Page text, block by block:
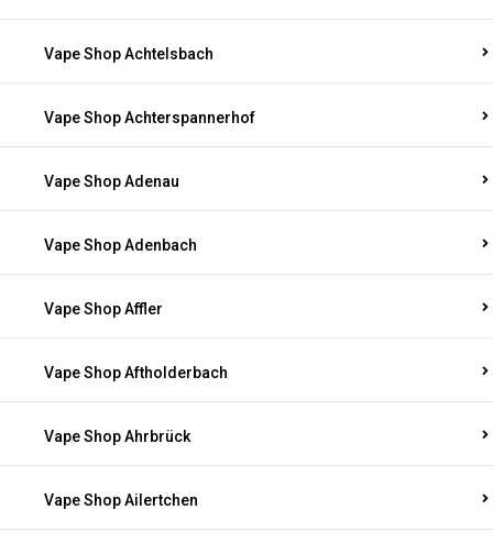
Vape Shop Achtelsbach
Vape Shop Achterspannerhof
Vape Shop Adenau
Vape Shop Adenbach
Vape Shop Affler
Vape Shop Aftholderbach
Vape Shop Ahrbrück
Vape Shop Ailertchen